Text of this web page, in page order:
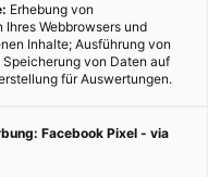
Erhebung von
Webbrowsers und
Inhalte; Ausführung von
von Daten auf
für Auswertungen.
Facebook Pixel - via